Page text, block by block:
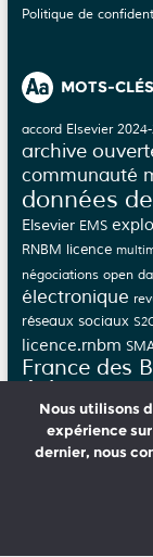
Politique de
MOTS-CLÉS
accord Elsevier
archive
communauté
données
Elsevier EMS
RNBM licence
négociations open
électronique
réseaux sociaux
licence.rnbm
France des
édition
épijournal épirevue
CNRS
Nous utilisons
expérience
dernier, nous